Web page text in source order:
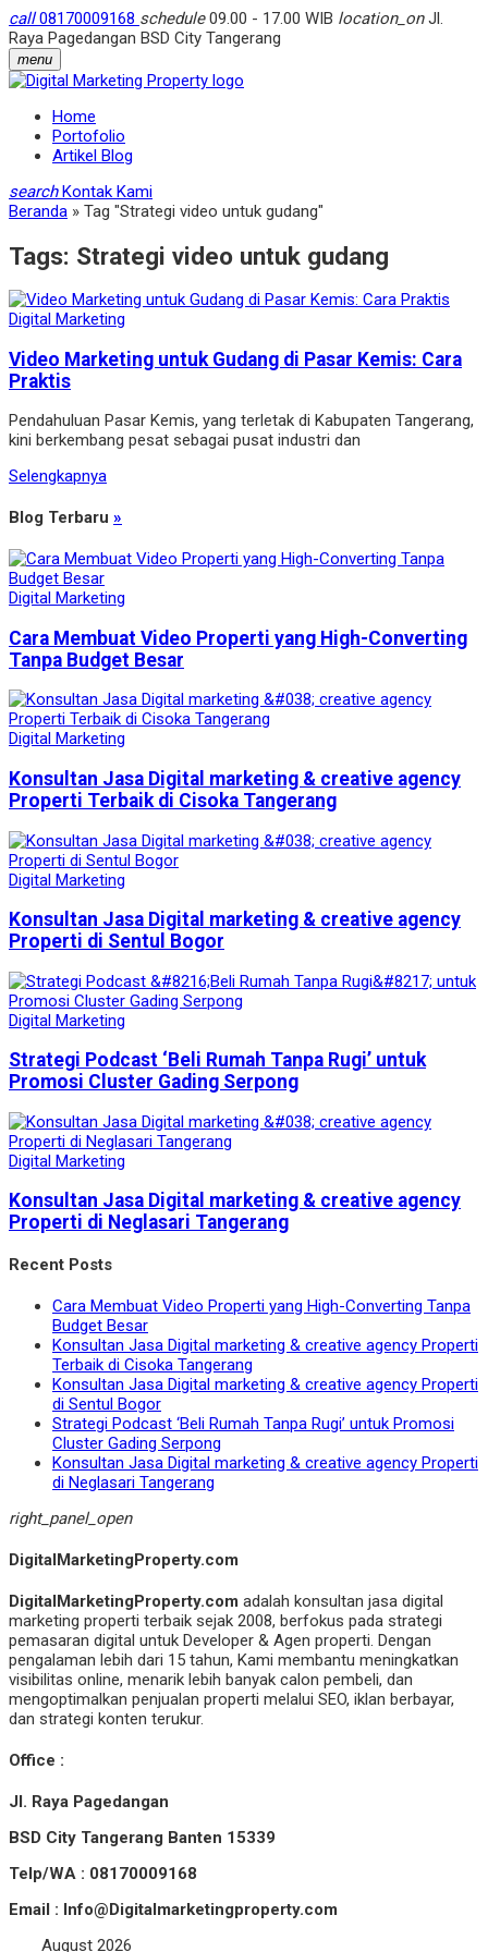
call08170009168 schedule09.00 - 17.00 WIB location_onJl.
Raya Pagedangan BSD City Tangerang
menu
Home
Portofolio
Artikel Blog
search Kontak Kami
Beranda » Tag "Strategi video untuk gudang"
Tags: Strategi video untuk gudang
Digital Marketing
Video Marketing untuk Gudang di Pasar Kemis: Cara
Praktis
Pendahuluan Pasar Kemis, yang terletak di Kabupaten Tangerang,
kini berkembang pesat sebagai pusat industri dan
Selengkapnya
Blog Terbaru »
Digital Marketing
Cara Membuat Video Properti yang High-Converting
Tanpa Budget Besar
Digital Marketing
Konsultan Jasa Digital marketing & creative agency
Properti Terbaik di Cisoka Tangerang
Digital Marketing
Konsultan Jasa Digital marketing & creative agency
Properti di Sentul Bogor
Digital Marketing
Strategi Podcast ‘Beli Rumah Tanpa Rugi’ untuk
Promosi Cluster Gading Serpong
Digital Marketing
Konsultan Jasa Digital marketing & creative agency
Properti di Neglasari Tangerang
Recent Posts
Cara Membuat Video Properti yang High-Converting Tanpa
Budget Besar
Konsultan Jasa Digital marketing & creative agency Properti
Terbaik di Cisoka Tangerang
Konsultan Jasa Digital marketing & creative agency Properti
di Sentul Bogor
Strategi Podcast ‘Beli Rumah Tanpa Rugi’ untuk Promosi
Cluster Gading Serpong
Konsultan Jasa Digital marketing & creative agency Properti
di Neglasari Tangerang
right_panel_open
DigitalMarketingProperty.com
DigitalMarketingProperty.com adalah konsultan jasa digital
marketing properti terbaik sejak 2008, berfokus pada strategi
pemasaran digital untuk Developer & Agen properti. Dengan
pengalaman lebih dari 15 tahun, Kami membantu meningkatkan
visibilitas online, menarik lebih banyak calon pembeli, dan
mengoptimalkan penjualan properti melalui SEO, iklan berbayar,
dan strategi konten terukur.
Office :
Jl. Raya Pagedangan
BSD City Tangerang Banten 15339
Telp/WA : 08170009168
Email : Info@Digitalmarketingproperty.com
August 2026